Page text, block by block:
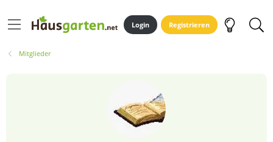
Login Registrieren
Mitglieder